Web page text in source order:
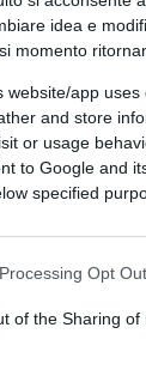
idea e
momento
website/app
and store
or usage
to Google and
specified
Opt
of the Sharing of